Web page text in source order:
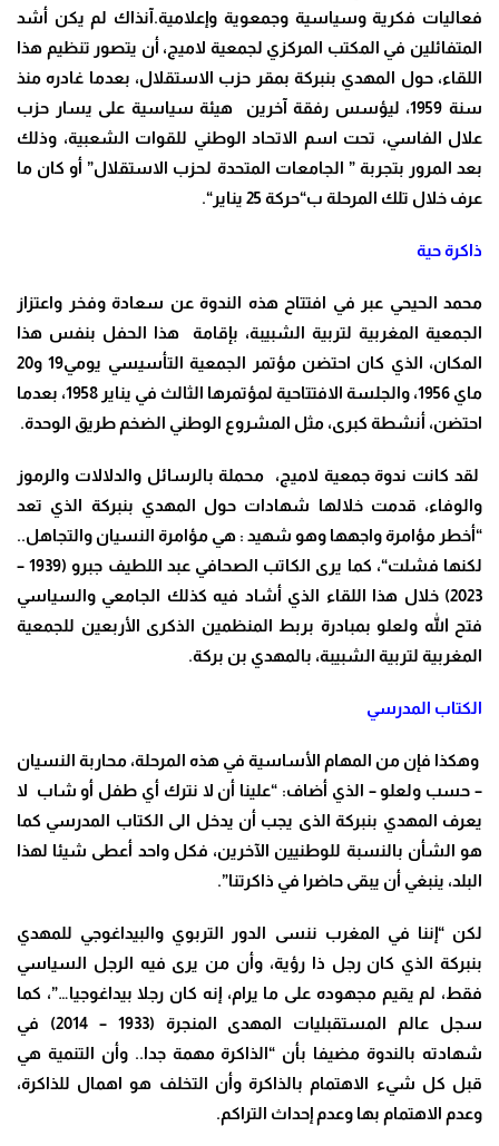
فعاليات فكرية وسياسية وجمعوية وإعلامية.آنذاك لم يكن أشد
المتفائلين في المكتب المركزي لجمعية لاميج، أن يتصور تنظيم هذا
اللقاء، حول المهدي بنبركة بمقر حزب الاستقلال، بعدما غادره منذ
سنة 1959، ليؤسس رفقة آخرين هيئة سياسية على يسار حزب
علال الفاسي، تحت اسم الاتحاد الوطني للقوات الشعبية، وذلك
بعد المرور بتجربة ” الجامعات المتحدة لحزب الاستقلال” أو كان ما
عرف خلال تلك المرحلة ب“حركة 25 يناير“.
ذاكرة حية
محمد الحيحي عبر في افتتاح هذه الندوة عن سعادة وفخر واعتزاز
الجمعية المغربية لتربية الشبيبة، بإقامة هذا الحفل بنفس هذا
المكان، الذي كان احتضن مؤتمر الجمعية التأسيسي يومي19 و20
ماي 1956، والجلسة الافتتاحية لمؤتمرها الثالث في يناير 1958، بعدما
احتضن، أنشطة كبرى، مثل المشروع الوطني الضخم طريق الوحدة.
لقد كانت ندوة جمعية لاميج، محملة بالرسائل والدلالات والرموز
والوفاء، قدمت خلالها شهادات حول المهدي بنبركة الذي تعد
“أخطر مؤامرة واجهها وهو شهيد : هي مؤامرة النسيان والتجاهل..
لكنها فشلت“، كما يرى الكاتب الصحافي عبد اللطيف جبرو (1939 –
2023) خلال هذا اللقاء الذي أشاد فيه كذلك الجامعي والسياسي
فتح الله ولعلو بمبادرة بربط المنظمين الذكرى الأربعين للجمعية
المغربية لتربية الشبيبة، بالمهدي بن بركة.
الكتاب المدرسي
وهكذا فإن من المهام الأساسية في هذه المرحلة، محاربة النسيان
– حسب ولعلو – الذي أضاف: “علينا أن لا نترك أي طفل أو شاب لا
يعرف المهدي بنبركة الذى يجب أن يدخل الى الكتاب المدرسي كما
هو الشأن بالنسبة للوطنيين الآخرين، فكل واحد أعطى شيئا لهذا
البلد، ينبغي أن يبقى حاضرا في ذاكرتنا”.
لكن “إننا في المغرب ننسى الدور التربوي والبيداغوجي للمهدي
بنبركة الذي كان رجل ذا رؤية، وأن من يرى فيه الرجل السياسي
فقط، لم يقيم مجهوده على ما يرام، إنه كان رجلا بيداغوجيا…”، كما
سجل
عالم المستقبليات المهدى المنجرة (1933 – 2014) في
شهادته بالندوة مضيفا بأن “الذاكرة مهمة جدا.. وأن التنمية هي
قبل كل شيء الاهتمام بالذاكرة وأن التخلف هو اهمال للذاكرة،
وعدم الاهتمام بها وعدم إحداث التراكم.